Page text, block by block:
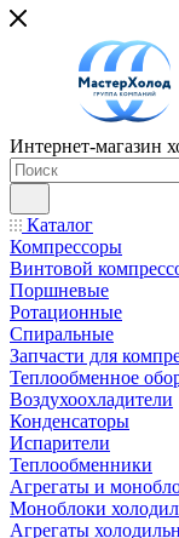
Интернет-магазин
Каталог
Компрессоры
Винтовой
Поршневые
Ротационные
Спиральные
Запчасти для
Теплообменное
Воздухоохладители
Конденсаторы
Испарители
Теплообменники
Агрегаты и
Моноблоки
Агрегаты